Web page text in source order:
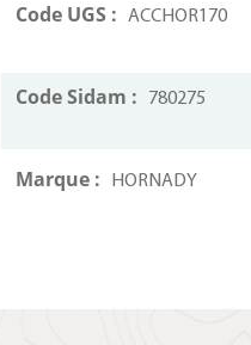
Code UGS : ACCHOR170
Code Sidam : 780275
Marque : HORNADY